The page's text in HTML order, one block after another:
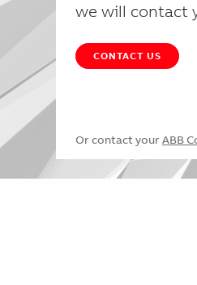
we will contact
CONTACT US
Or contact your ABB